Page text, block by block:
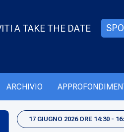
A TAKE THE DATE
ARCHIVIO
17 GIUGNO 2026 ORE 14:30 -